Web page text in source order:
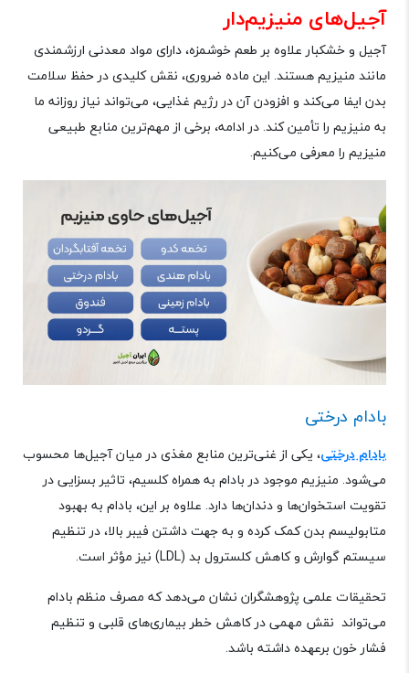
آجیل‌های منیزیم‌دار
آجیل و خشکبار علاوه بر طعم خوشمزه، دارای مواد معدنی ارزشمندی
مانند منیزیم هستند. این ماده ضروری، نقش کلیدی در حفظ سلامت
بدن ایفا می‌کند و افزودن آن در رژیم غذایی، می‌تواند نیاز روزانه ما
به منیزیم را تأمین کند. در ادامه، برخی از مهم‌ترین منابع طبیعی
منیزیم را معرفی می‌کنیم.
بادام درختی
بادام درختی، یکی از غنی‌ترین منابع مغذی در میان آجیل‌ها محسوب
می‌شود. منیزیم موجود در بادام به همراه کلسیم، تاثیر بسزایی در
تقویت استخوان‌ها و دندان‌ها دارد. علاوه بر این، بادام به بهبود
متابولیسم بدن کمک کرده و به جهت داشتن فیبر بالا، در تنظیم
سیستم گوارش و کاهش کلسترول بد (LDL) نیز مؤثر است.
تحقیقات علمی پژوهشگران نشان می‌دهد که مصرف منظم بادام
می‌تواند نقش مهمی در کاهش خطر بیماری‌های قلبی و تنظیم
فشار خون برعهده داشته باشد.